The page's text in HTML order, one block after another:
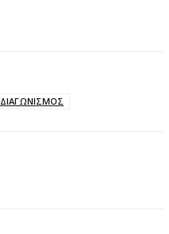
ΔΙΑΓΩΝΙΣΜΟΣ